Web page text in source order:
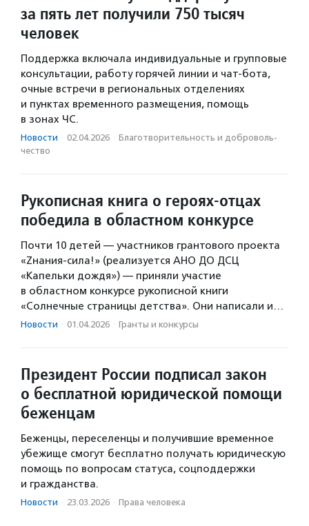
за пять лет получили 750 тысяч
человек
Поддержка включала индивидуальные и групповые
консультации, работу горячей линии и чат-бота,
очные встречи в региональных отделениях
и пунктах временного размещения, помощь
в зонах ЧС.
Новости · 02.04.2026 · Благотвори­тель­ность и доброволь­
чест­во
Рукописная книга о героях-отцах
победила в областном конкурсе
Почти 10 детей — участников грантового проекта
«Zнания-сила!» (реализуется АНО ДО ДСЦ
«Капельки дождя») — приняли участие
в областном конкурсе рукописной книги
«Солнечные страницы детства». Они написали и…
Новости · 01.04.2026 · Гранты и конкурсы
Президент России подписал закон
о бесплатной юридической помощи
беженцам
Беженцы, переселенцы и получившие временное
убежище смогут бесплатно получать юридическую
помощь по вопросам статуса, соцподдержки
и гражданства.
Новости · 23.03.2026 · Права человека